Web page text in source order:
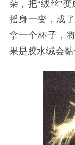
朵，把“绒丝”
摇身一变，成
拿一个杯子，
果是胶水绒会